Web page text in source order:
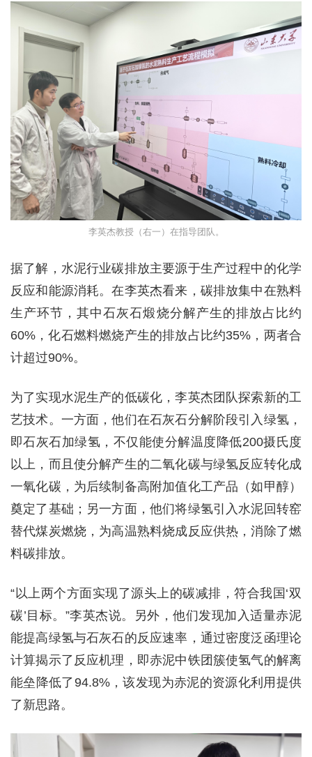
李英杰教授（右一）在指导团队。
据了解，水泥行业碳排放主要源于生产过程中的化学
反应和能源消耗。在李英杰看来，碳排放集中在熟料
生产环节，其中石灰石煅烧分解产生的排放占比约
60%，化石燃料燃烧产生的排放占比约35%，两者合
计超过90%。
为了实现水泥生产的低碳化，李英杰团队探索新的工
艺技术。一方面，他们在石灰石分解阶段引入绿氢，
即石灰石加绿氢，不仅能使分解温度降低200摄氏度
以上，而且使分解产生的二氧化碳与绿氢反应转化成
一氧化碳，为后续制备高附加值化工产品（如甲醇）
奠定了基础；另一方面，他们将绿氢引入水泥回转窑
替代煤炭燃烧，为高温熟料烧成反应供热，消除了燃
料碳排放。
“以上两个方面实现了源头上的碳减排，符合我国‘双
碳’目标。”李英杰说。另外，他们发现加入适量赤泥
能提高绿氢与石灰石的反应速率，通过密度泛函理论
计算揭示了反应机理，即赤泥中铁团簇使氢气的解离
能垒降低了94.8%，该发现为赤泥的资源化利用提供
了新思路。